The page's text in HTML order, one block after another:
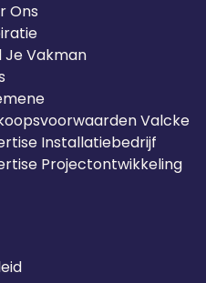
Ons
Je Vakman
Valcke
Installatiebedrijf
Projectontwikkeling